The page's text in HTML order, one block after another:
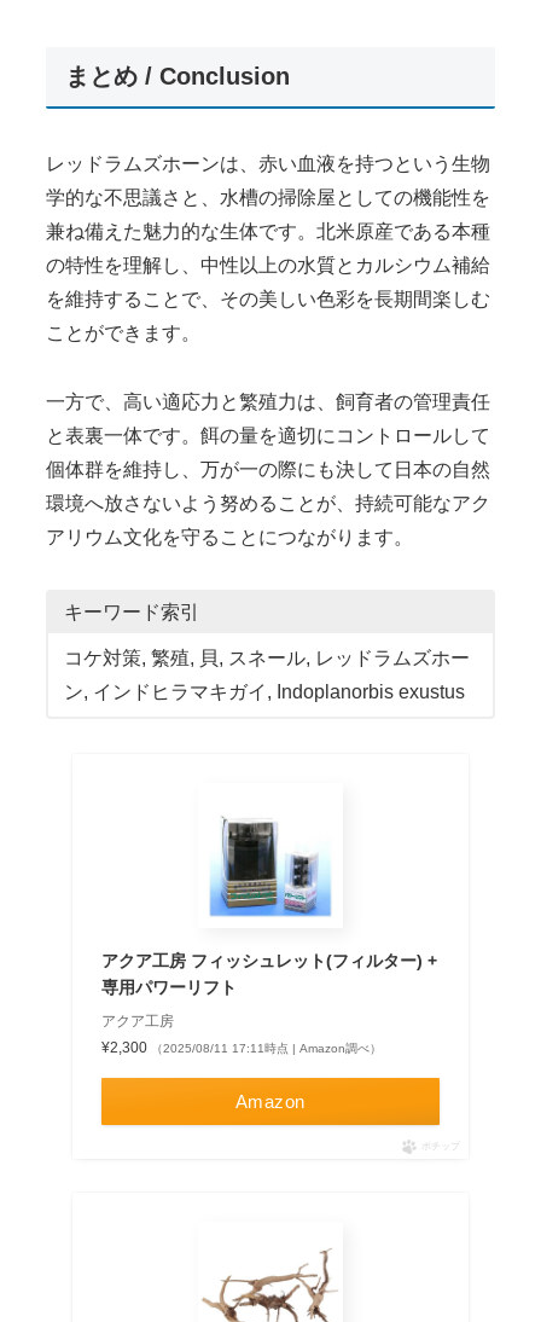
まとめ / Conclusion
レッドラムズホーンは、赤い血液を持つという生物
学的な不思議さと、水槽の掃除屋としての機能性を
兼ね備えた魅力的な生体です。北米原産である本種
の特性を理解し、中性以上の水質とカルシウム補給
を維持することで、その美しい色彩を長期間楽しむ
ことができます。
一方で、高い適応力と繁殖力は、飼育者の管理責任
と表裏一体です。餌の量を適切にコントロールして
個体群を維持し、万が一の際にも決して日本の自然
環境へ放さないよう努めることが、持続可能なアク
アリウム文化を守ることにつながります。
キーワード索引
コケ対策, 繁殖, 貝, スネール, レッドラムズホー
ン, インドヒラマキガイ , Indoplanorbis exustus
アクア工房 フィッシュレット(フィルター) +
専用パワーリフト
アクア工房
¥2,300
（2025/08/11 17:11時点 | Amazon調べ）
Amazon
ポチップ